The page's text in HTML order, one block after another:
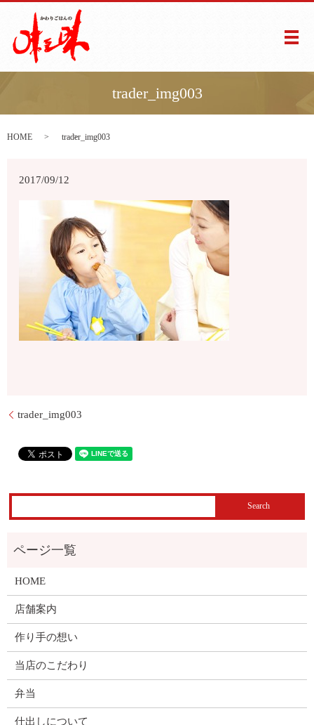
メ
trader_img003
HOME trader_img003
2017/09/12
trader_img003
HOME
店舗案内
作り手の想い
当店のこだわり
弁当
仕出しについて